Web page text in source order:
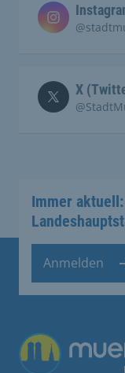
X
Immer
Anmelden